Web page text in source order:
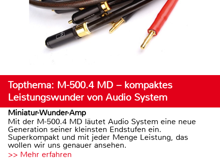
Topthema: M-500.4 MD – kompaktes
Leistungswunder von Audio System
Miniatur-Wunder-Amp
Mit der M-500.4 MD läutet Audio System eine neue
Generation seiner kleinsten Endstufen ein.
Superkompakt und mit jeder Menge Leistung, das
wollen wir uns genauer ansehen.
>> Mehr erfahren